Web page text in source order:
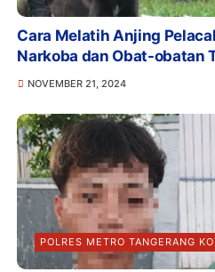
Cara Melatih Anjing
Narkoba dan Obat-obatan
NOVEMBER 21, 2024
POLRES METRO TANGERANG